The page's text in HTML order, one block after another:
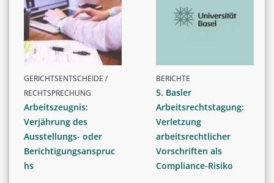
GERICHTSENTSCHEIDE /
RECHTSPRECHUNG
Arbeitszeugnis:
Verjährung des
Ausstellungs- oder
Berichtigungsanspruc
hs
BERICHTE
5. Basler
Arbeitsrechtstagung:
Verletzung
arbeitsrechtlicher
Vorschriften als
Compliance-Risiko